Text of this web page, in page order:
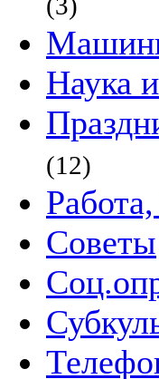
Наука
(12)
Советы